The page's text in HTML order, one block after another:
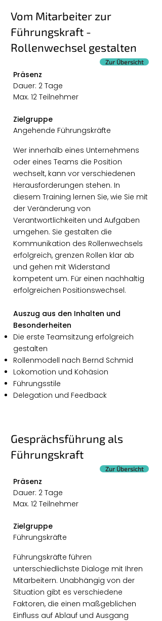
Vom Mitarbeiter zur
Führungskraft -
Rollenwechsel gestalten
Zur Übersicht
Präsenz
Dauer: 2 Tage
Max. 12 Teilnehmer
Zielgruppe
Angehende Führungskräfte
Wer innerhalb eines Unternehmens
oder eines Teams die Position
wechselt, kann vor verschiedenen
Herausforderungen stehen. In
diesem Training lernen Sie, wie Sie mit
der Veränderung von
Verantwortlichkeiten und Aufgaben
umgehen. Sie gestalten die
Kommunikation des Rollenwechsels
erfolgreich, grenzen Rollen klar ab
und gehen mit Widerstand
kompetent um. Für einen nachhaltig
erfolgreichen Positionswechsel.
Auszug aus den Inhalten und
Besonderheiten
Die erste Teamsitzung erfolgreich
gestalten
Rollenmodell nach Bernd Schmid
Lokomotion und Kohäsion
Führungsstile
Delegation und Feedback
Gesprächsführung als
Führungskraft
Zur Übersicht
Präsenz
Dauer: 2 Tage
Max. 12 Teilnehmer
Zielgruppe
Führungskräfte
Führungskräfte führen
unterschiedlichste Dialoge mit Ihren
Mitarbeitern. Unabhängig von der
Situation gibt es verschiedene
Faktoren, die einen maßgeblichen
Einfluss auf Ablauf und Ausgang